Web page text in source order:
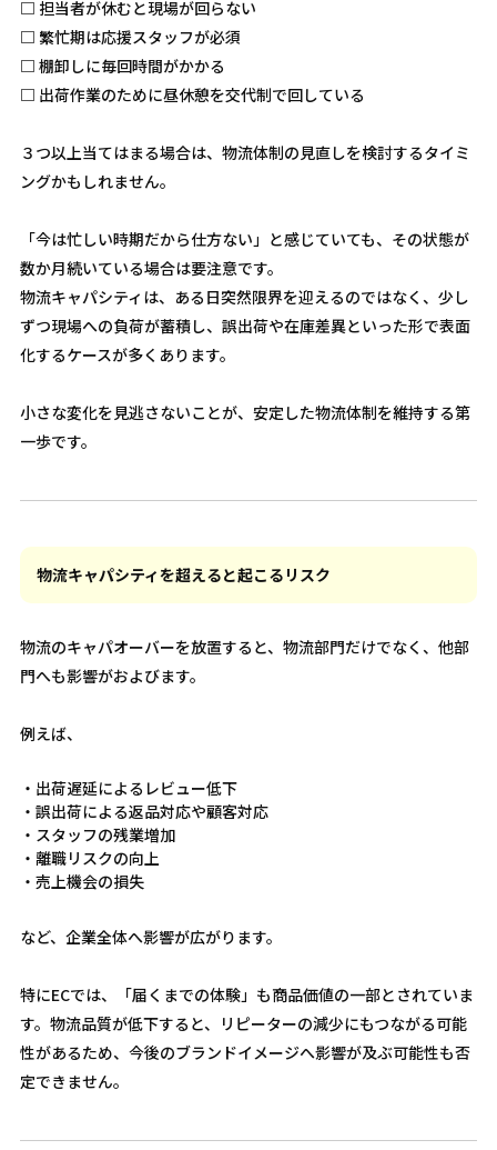
□ 担当者が休むと現場が回らない
□ 繁忙期は応援スタッフが必須
□ 棚卸しに毎回時間がかかる
□ 出荷作業のために昼休憩を交代制で回している
３つ以上当てはまる場合は、物流体制の見直しを検討するタイミ
ングかもしれません。
「今は忙しい時期だから仕方ない」と感じていても、その状態が
数か月続いている場合は要注意です。
物流キャパシティは、ある日突然限界を迎えるのではなく、少し
ずつ現場への負荷が蓄積し、誤出荷や在庫差異といった形で表面
化するケースが多くあります。
小さな変化を見逃さないことが、安定した物流体制を維持する第
一歩です。
物流キャパシティを超えると起こるリスク
物流のキャパオーバーを放置すると、物流部門だけでなく、他部
門へも影響がおよびます。
例えば、
・出荷遅延によるレビュー低下
・誤出荷による返品対応や顧客対応
・スタッフの残業増加
・離職リスクの向上
・売上機会の損失
など、企業全体へ影響が広がります。
特にECでは、「届くまでの体験」も商品価値の一部とされていま
す。物流品質が低下すると、リピーターの減少にもつながる可能
性があるため、今後のブランドイメージへ影響が及ぶ可能性も否
定できません。